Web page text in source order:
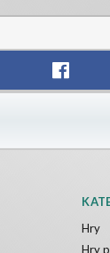
Hry
Hry